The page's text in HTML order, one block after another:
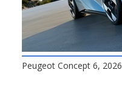
Peugeot Concept 6, 2026